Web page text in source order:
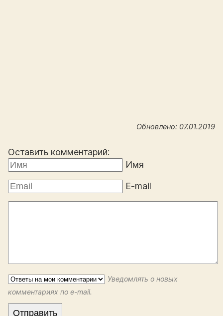
Обновлено: 07.01.2019
Оставить комментарий:
Имя
E-mail
Уведомлять о новых
комментариях по e-mail.